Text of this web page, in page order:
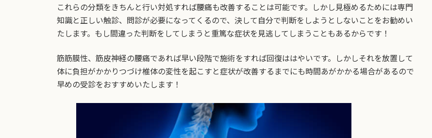
これらの分類をきちんと行い対処すれば腰痛も改善することは可能です。しかし見極めるためには専門
知識と正しい触診、問診が必要になってくるので、決して自分で判断をしようとしないことをお勧めい
たします。もし間違った判断をしてしまうと重篤な症状を見逃してしまうこともあるからです！
筋筋膜性、筋皮神経の腰痛であれば早い段階で施術をすれば回復ははやいです。しかしそれを放置して
体に負担がかかりつづけ椎体の変性を起こすと症状が改善するまでにも時間あがかかる場合があるので
早めの受診をおすすめいたします！